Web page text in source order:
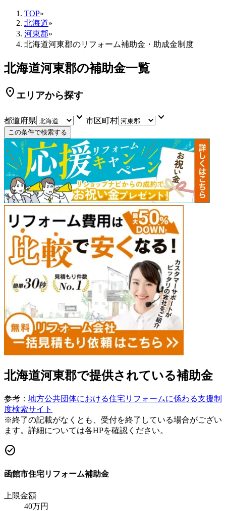
TOP»
北海道»
河東郡»
北海道河東郡のリフォーム補助金・助成金制度
北海道河東郡の補助金一覧
location_on エリアから探す
都道府県 keyboard_arrow_down 市区町村 keyboard_arrow_down
この条件で検索する
北海道河東郡で提供されている補助金
参考： 地方公共団体における住宅リフォームに係わる支援制
度検索サイト
※終了の記載がなくとも、受付を終了している場合がござい
ます。詳細については各HPを確認ください。
check_circle
函館市住宅リフォーム補助金
上限金額
40万円